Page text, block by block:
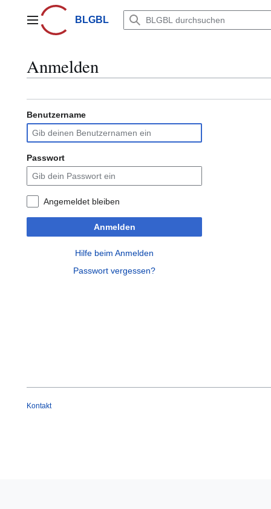
springenHauptmenüBLGBL
Anmelden
Benutzername
Passwort
Angemeldet bleiben
Anmelden
Hilfe beim Anmelden
Passwort vergessen?
Kontakt